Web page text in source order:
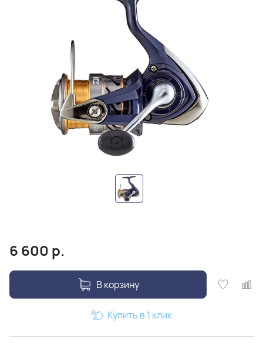
6 600 р.
В корзину
Купить в 1 клик